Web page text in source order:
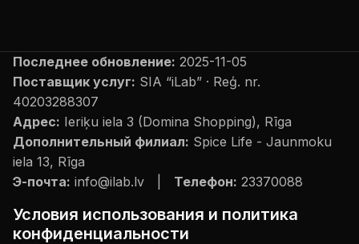
Последнее обновление: 2025-11-05
Поставщик услуг: SIA “iLab” · Reģ. nr.
40203288307
Адрес: Ieriķu iela 3 (Domina Shopping), Rīga
Дополнительный филиал: Spice Life - Jaunmoku
iela 13, Rīga
Э-почта: info@ilab.lv | Телефон: 23370088
Условия использования и политика
конфиденциальности